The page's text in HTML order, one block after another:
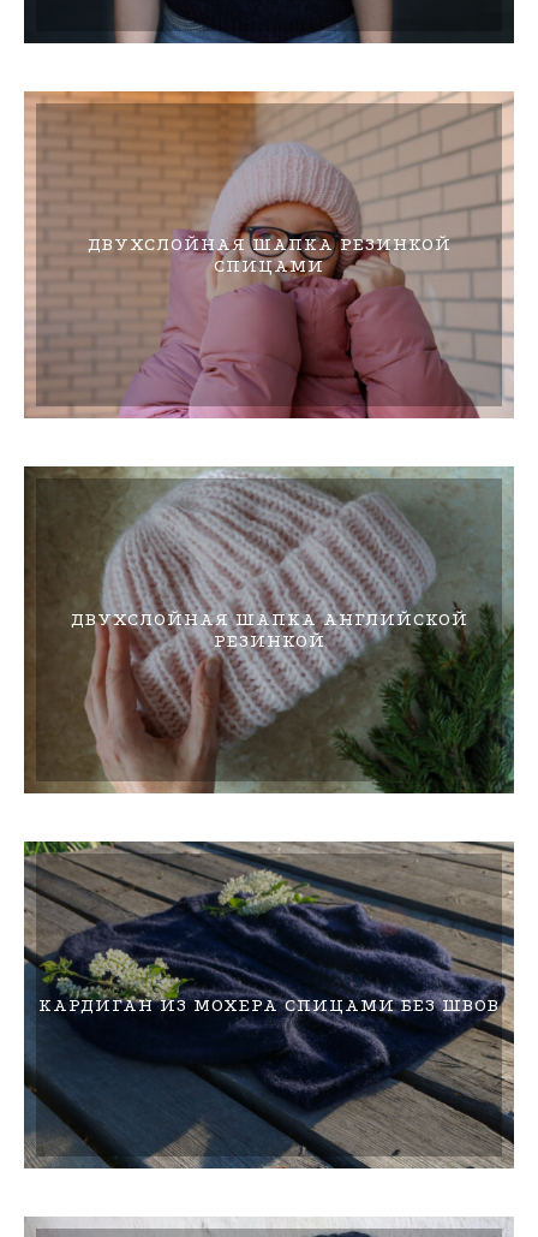
ДВУХСЛОЙНАЯ ШАПКА РЕЗИНКОЙ
СПИЦАМИ
ДВУХСЛОЙНАЯ ШАПКА АНГЛИЙСКОЙ
РЕЗИНКОЙ
КАРДИГАН ИЗ МОХЕРА СПИЦАМИ БЕЗ ШВОВ